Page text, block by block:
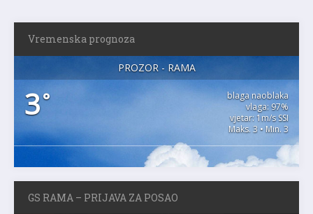
Vremenska prognoza
PROZOR - RAMA
3°
blaga naoblaka
vlaga: 97%
vjetar: 1m/s SSI
Maks. 3 • Min. 3
GS RAMA – PRIJAVA ZA POSAO